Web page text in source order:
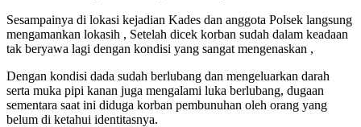
Sesampainya di lokasi kejadian Kades dan anggota Polsek langsung
mengamankan lokasih , Setelah dicek korban sudah dalam keadaan
tak beryawa lagi dengan kondisi yang sangat mengenaskan ,
Dengan kondisi dada sudah berlubang dan mengeluarkan darah
serta muka pipi kanan juga mengalami luka berlubang, dugaan
sementara saat ini diduga korban pembunuhan oleh orang yang
belum di ketahui identitasnya.